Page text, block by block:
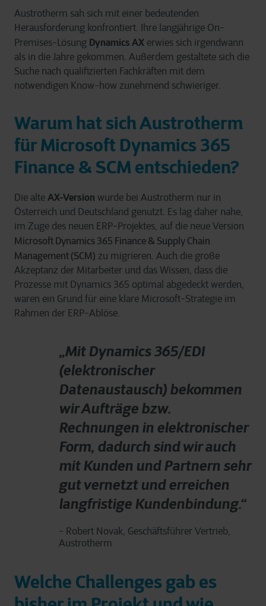
Austrotherm sah sich mit einer bedeutenden
Herausforderung konfrontiert. Ihre langjährige On-
Premises-Lösung Dynamics AX erwies sich irgendwann
als in die Jahre gekommen. Außerdem gestaltete sich die
Suche nach qualifizierten Fachkräften mit dem
notwendigen Know-how zunehmend schwieriger.
Warum hat sich Austrotherm
für Microsoft Dynamics 365
Finance & SCM entschieden?
Die alte AX-Version wurde bei Austrotherm nur in
Österreich und Deutschland genutzt. Es lag daher nahe,
im Zuge des neuen ERP-Projektes, auf die neue Version
Microsoft Dynamics 365 Finance & Supply Chain
Management (SCM) zu migrieren. Auch die große
Akzeptanz der Mitarbeiter und das Wissen, dass die
Prozesse mit Dynamics 365 optimal abgedeckt werden,
waren ein Grund für eine klare Microsoft-Strategie im
Rahmen der ERP-Ablöse.
„Mit Dynamics 365/EDI
(elektronischer
Datenaustausch) bekommen
wir Aufträge bzw.
Rechnungen in elektronischer
Form, dadurch sind wir auch
mit Kunden und Partnern sehr
gut vernetzt und erreichen
langfristige Kundenbindung.“
- Robert Novak, Geschäftsführer Vertrieb,
Austrotherm
Welche Challenges gab es